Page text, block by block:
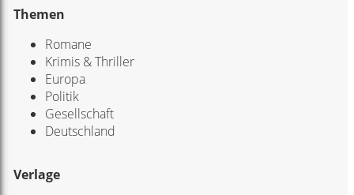
Themen
Romane
Krimis & Thriller
Europa
Politik
Gesellschaft
Deutschland
Verlage